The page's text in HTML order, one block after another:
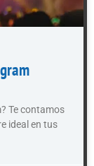
Te contamos
ideal en tus